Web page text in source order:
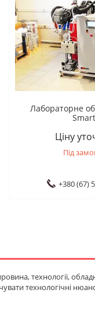
Лабораторне
Ціну
Під
+380 (67)
технології,
технологічні